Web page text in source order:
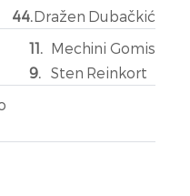
44.Dražen Dubačkić
11. Mechini Gomis
9. Sten Reinkort